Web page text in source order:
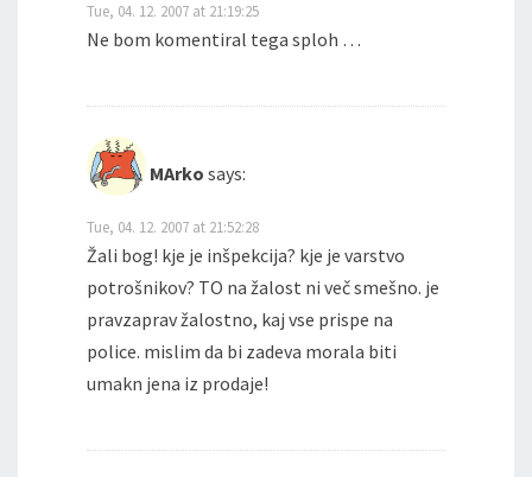
Tue, 04. 12. 2007 at 21:19:25
Ne bom komentiral tega sploh …
MArko says:
Tue, 04. 12. 2007 at 21:52:28
Žali bog! kje je inšpekcija? kje je varstvo
potrošnikov? TO na žalost ni več smešno. je
pravzaprav žalostno, kaj vse prispe na
police. mislim da bi zadeva morala biti
umakn jena iz prodaje!